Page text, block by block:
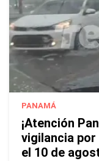
PANAMÁ
¡Atención
vigilancia
el 10 de